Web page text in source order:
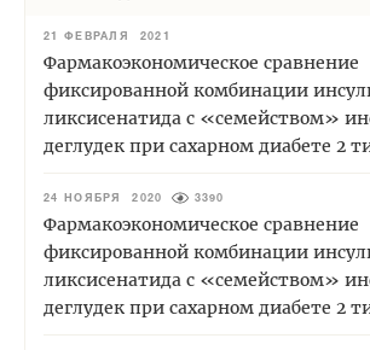
21 ФЕВРАЛЯ 2021
Фармакоэкономическое сравнение
фиксированной комбинации
ликсисенатида с «семейством»
деглудек при сахарном диабете 2
24 НОЯБРЯ 2020 3390
Фармакоэкономическое сравнение
фиксированной комбинации
ликсисенатида с «семейством»
деглудек при сахарном диабете 2